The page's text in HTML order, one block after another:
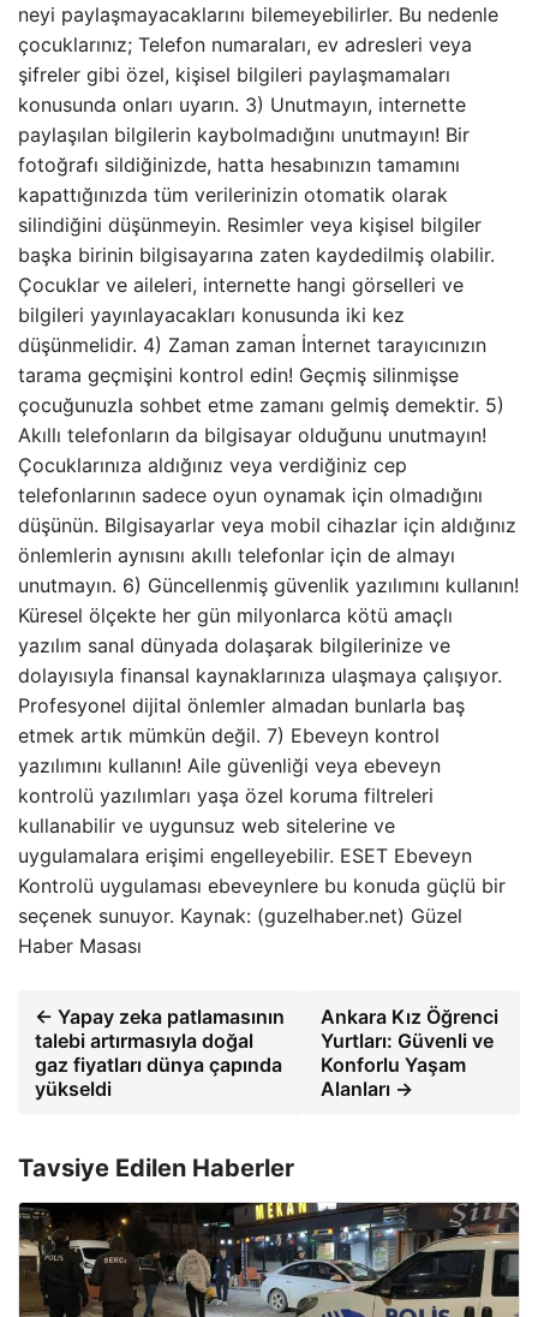
neyi paylaşmayacaklarını bilemeyebilirler. Bu nedenle
çocuklarınız; Telefon numaraları, ev adresleri veya
şifreler gibi özel, kişisel bilgileri paylaşmamaları
konusunda onları uyarın. 3) Unutmayın, internette
paylaşılan bilgilerin kaybolmadığını unutmayın! Bir
fotoğrafı sildiğinizde, hatta hesabınızın tamamını
kapattığınızda tüm verilerinizin otomatik olarak
silindiğini düşünmeyin. Resimler veya kişisel bilgiler
başka birinin bilgisayarına zaten kaydedilmiş olabilir.
Çocuklar ve aileleri, internette hangi görselleri ve
bilgileri yayınlayacakları konusunda iki kez
düşünmelidir. 4) Zaman zaman İnternet tarayıcınızın
tarama geçmişini kontrol edin! Geçmiş silinmişse
çocuğunuzla sohbet etme zamanı gelmiş demektir. 5)
Akıllı telefonların da bilgisayar olduğunu unutmayın!
Çocuklarınıza aldığınız veya verdiğiniz cep
telefonlarının sadece oyun oynamak için olmadığını
düşünün. Bilgisayarlar veya mobil cihazlar için aldığınız
önlemlerin aynısını akıllı telefonlar için de almayı
unutmayın. 6) Güncellenmiş güvenlik yazılımını kullanın!
Küresel ölçekte her gün milyonlarca kötü amaçlı
yazılım sanal dünyada dolaşarak bilgilerinize ve
dolayısıyla finansal kaynaklarınıza ulaşmaya çalışıyor.
Profesyonel dijital önlemler almadan bunlarla baş
etmek artık mümkün değil. 7) Ebeveyn kontrol
yazılımını kullanın! Aile güvenliği veya ebeveyn
kontrolü yazılımları yaşa özel koruma filtreleri
kullanabilir ve uygunsuz web sitelerine ve
uygulamalara erişimi engelleyebilir. ESET Ebeveyn
Kontrolü uygulaması ebeveynlere bu konuda güçlü bir
seçenek sunuyor. Kaynak: (guzelhaber.net) Güzel
Haber Masası
← Yapay zeka patlamasının
talebi artırmasıyla doğal
gaz fiyatları dünya çapında
yükseldi
Ankara Kız Öğrenci
Yurtları: Güvenli ve
Konforlu Yaşam
Alanları →
Tavsiye Edilen Haberler